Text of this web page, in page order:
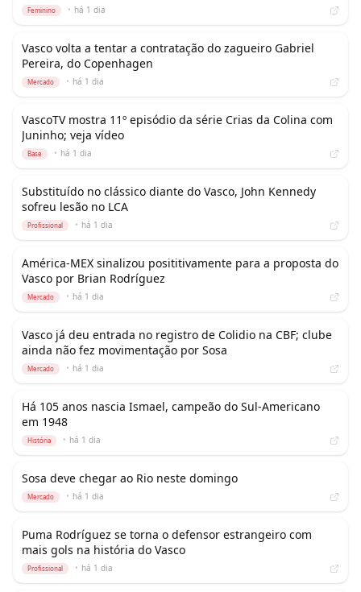
Feminino • há 1 dia
Vasco volta a tentar a contratação do zagueiro Gabriel
Pereira, do Copenhagen
Mercado • há 1 dia
VascoTV mostra 11º episódio da série Crias da Colina com
Juninho; veja vídeo
Base • há 1 dia
Substituído no clássico diante do Vasco, John Kennedy
sofreu lesão no LCA
Profissional • há 1 dia
América-MEX sinalizou posititivamente para a proposta do
Vasco por Brian Rodríguez
Mercado • há 1 dia
Vasco já deu entrada no registro de Colidio na CBF; clube
ainda não fez movimentação por Sosa
Mercado • há 1 dia
Há 105 anos nascia Ismael, campeão do Sul-Americano
em 1948
História • há 1 dia
Sosa deve chegar ao Rio neste domingo
Mercado • há 1 dia
Puma Rodríguez se torna o defensor estrangeiro com
mais gols na história do Vasco
Profissional • há 1 dia